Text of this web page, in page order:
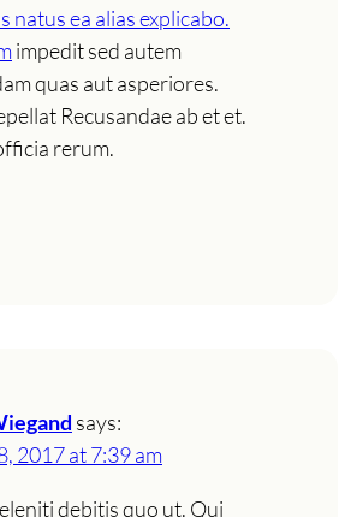
natus ea alias explicabo.
impedit sed autem
quas aut asperiores.
Recusandae ab et et.
rerum.
says:
2017 at 7:39 am
debitis quo ut. Qui